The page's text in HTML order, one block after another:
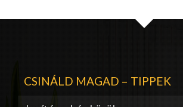
CSINÁLD MAGAD – TIPPEK